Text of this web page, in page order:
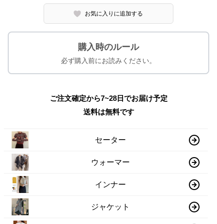
お気に入りに追加する
購入時のルール
必ず購入前にお読みください。
ご注文確定から7~28日でお届け予定
送料は無料です
セーター
ウォーマー
インナー
ジャケット